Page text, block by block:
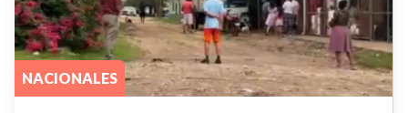
NACIONALES